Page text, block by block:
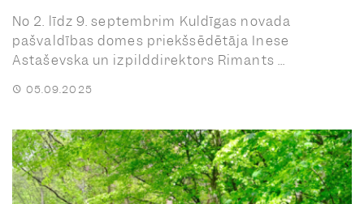
No 2. līdz 9. septembrim Kuldīgas novada
pašvaldības domes priekšsēdētāja Inese
Astaševska un izpilddirektors Rimants ...
05.09.2025